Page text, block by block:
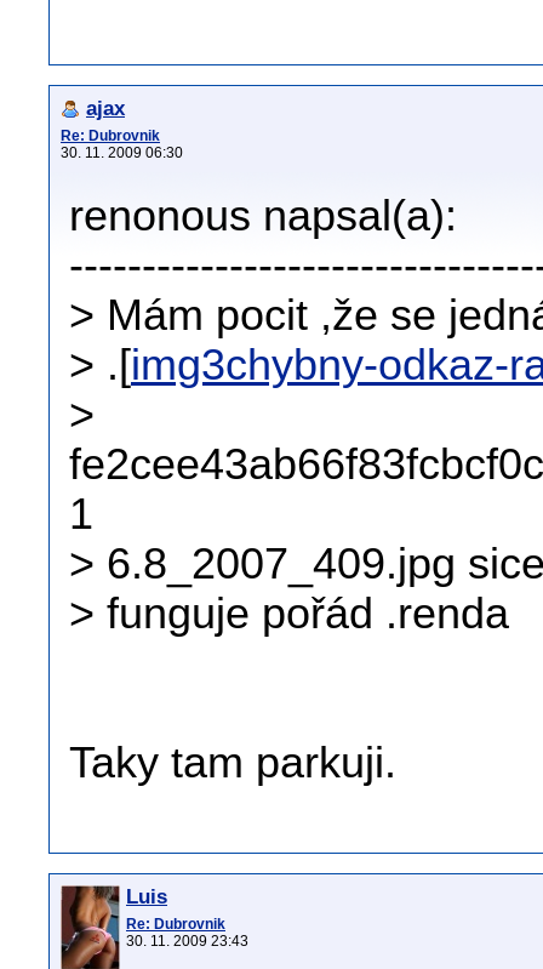
ajax
Re: Dubrovnik
30. 11. 2009 06:30
renonous napsal(a):
> Mám pocit ,že se
> .[img3chybny-odkaz-
>
1
> 6.8_2007_409.jpg
> funguje pořád .renda
Taky tam parkuji.
Luis
Re: Dubrovnik
30. 11. 2009 23:43